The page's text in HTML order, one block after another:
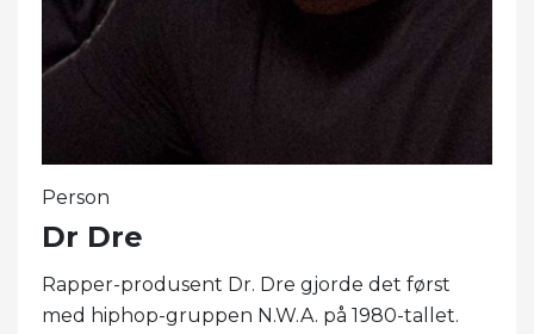
Person
Dr Dre
Rapper-produsent Dr. Dre gjorde det først
med hiphop-gruppen N.W.A. på 1980-tallet.